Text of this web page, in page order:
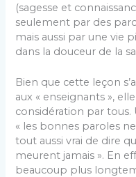
(sagesse et
seulement par des
mais aussi par une vie
dans la douceur de la
Bien que cette leçon
aux « enseignants »,
considération par tous.
« les bonnes paroles
tout aussi vrai de dire
meurent jamais ». En
beaucoup plus